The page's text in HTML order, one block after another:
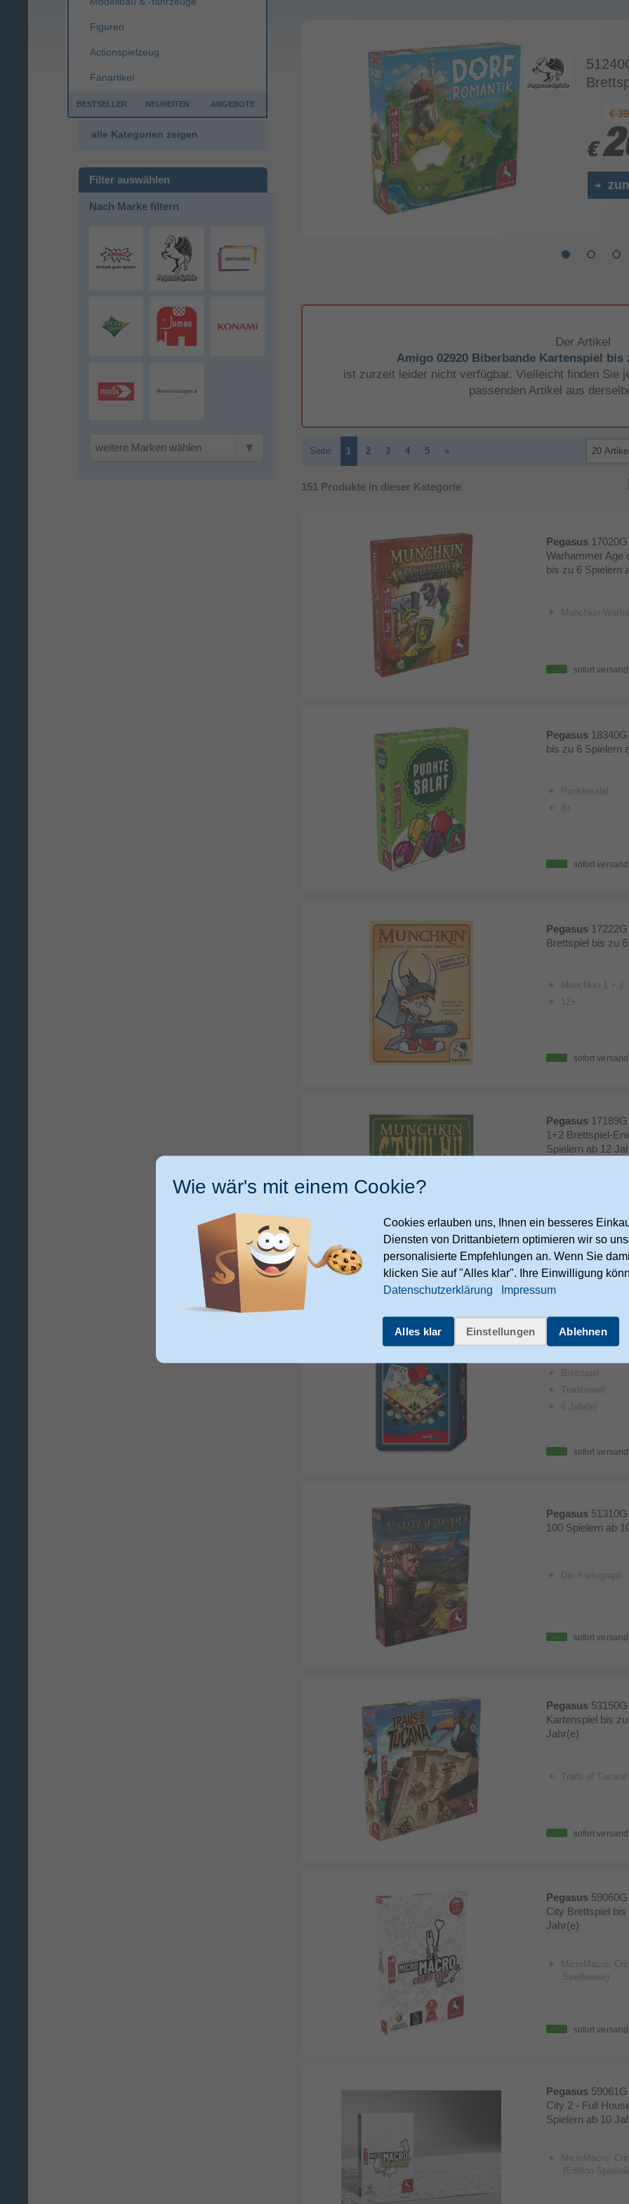
Figuren
Actionspielzeug
Fanartikel
BESTSELLER NEUHEITEN ANGEBOTE
Sport & Freizeit
Steckdosen
alle Kategorien zeigen
Nach Marke filtern
weitere Marken wählen
26296 Classic Brettspiel
39,99
39,99
zum Angebot
€
€
€
Der Artikel
Amigo 02920 Biberbande Kartenspiel bis
ist zurzeit leider nicht verfügbar. Vielleicht finden Sie
passenden Artikel aus
Seite: 1 2 3 4 5 »
151 Produkte in dieser Kategorie
Pegasus
Warhammer Age
bis zu 6 Spielern
Munchkin
sofort
Pegasus
bis zu 6 Spielern
Punktesalat
8+
sofort
Pegasus
Brettspiel bis zu
Munchkin 1 + 2
12+
sofort
Pegasus
1+2 Brettspiel-
Spielern ab 12
sofort
bis zu 6 Spielern
Brettspiel
Traditionell
6 Jahr(e)
sofort
Pegasus
100 Spielern ab
Der Kartograph
sofort
Pegasus
Kartenspiel bis
Jahr(e)
Trails of Tucana
sofort
Pegasus
City Brettspiel
Jahr(e)
MicroMacro:
Spielwiese)
sofort
Pegasus
City 2 - Full
Spielern ab 10
MicroMacro:
(Edition
Wie wär's mit einem Cookie?
Cookies erlauben uns, Ihnen ein besseres
Diensten von Drittanbietern optimieren wir so
personalisierte Empfehlungen an. Wenn Sie
klicken Sie auf "Alles klar". Ihre Einwilligung
Datenschutzerklärung
Impressum
Alles klar Einstellungen Ablehnen